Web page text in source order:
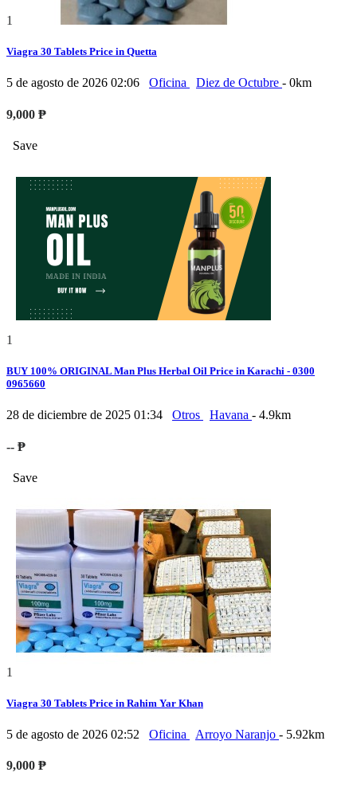
1
Viagra 30 Tablets Price in Quetta
5 de agosto de 2026 02:06 Oficina Diez de Octubre - 0km
9,000 ₱
Save
1
BUY 100% ORIGINAL Man Plus Herbal Oil Price in Karachi - 0300
0965660
28 de diciembre de 2025 01:34 Otros Havana - 4.9km
-- ₱
Save
1
Viagra 30 Tablets Price in Rahim Yar Khan
5 de agosto de 2026 02:52 Oficina Arroyo Naranjo - 5.92km
9,000 ₱